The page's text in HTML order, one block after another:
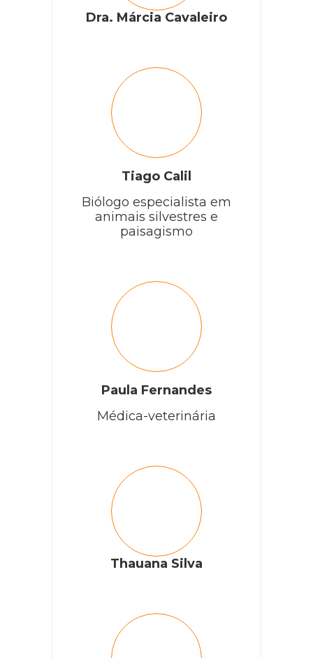
Dra. Márcia Cavaleiro
Tiago Calil
Biólogo especialista em
animais silvestres e
paisagismo
Paula Fernandes
Médica-veterinária
Thauana Silva